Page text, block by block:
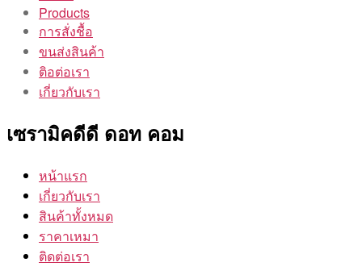
Products
การสั่งชื้อ
ขนส่งสินค้า
ติอต่อเรา
เกี่ยวกับเรา
เซรามิคดีดี ดอท คอม
หน้าแรก
เกี่ยวกับเรา
สินค้าทั้งหมด
ราคาเหมา
ติดต่อเรา